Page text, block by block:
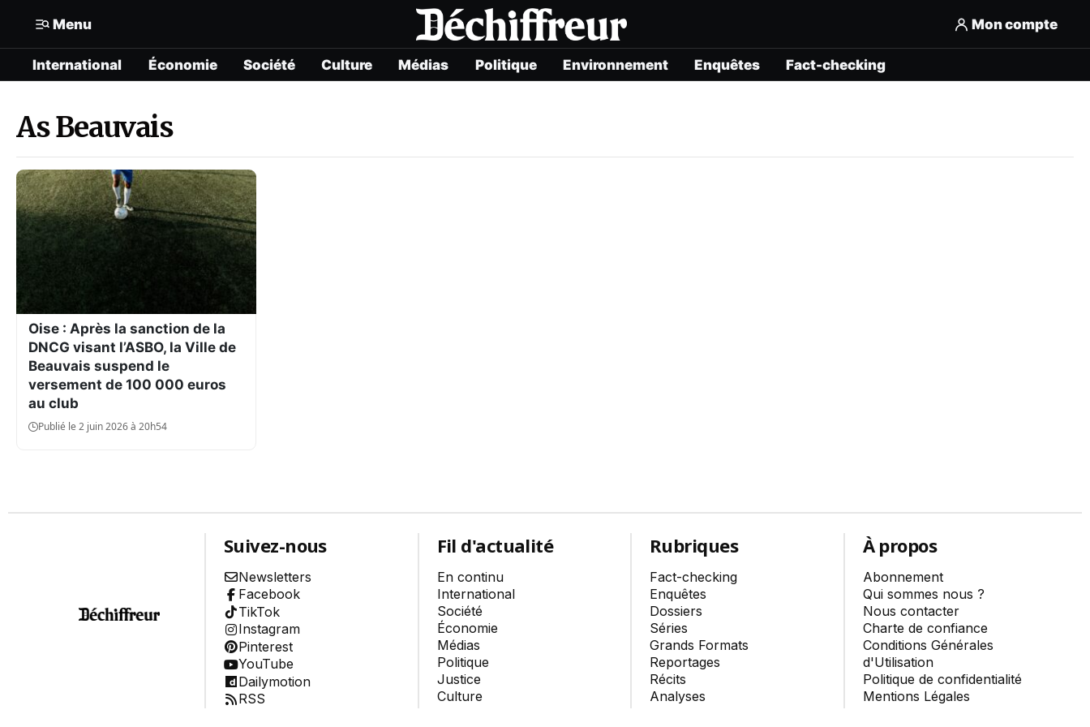
Menu Mon compte
International Économie Société Culture Médias Politique Environnement Enquêtes Fact-checking
Économie
Société
Politique
Culture
Environnement
Abonnement
Mentions Légales
Mon compte
N° Compte :
Gérer mes informations
Mon abonnement
Mes articles enregistrés
Mes newsletters
Offrir un abonnement gratuit
Contacter la rédaction
Aide
As Beauvais
Oise : Après la sanction de la
DNCG visant l’ASBO, la Ville de
Beauvais suspend le
versement de 100 000 euros
au club
Publié le 2 juin 2026 à 20h54
Suivez-nous
Newsletters
Facebook
TikTok
Instagram
Pinterest
YouTube
Dailymotion
RSS
Fil d'actualité
En continu
International
Société
Économie
Médias
Politique
Justice
Culture
Rubriques
Fact-checking
Enquêtes
Dossiers
Séries
Grands Formats
Reportages
Récits
Analyses
À propos
Abonnement
Qui sommes nous ?
Nous contacter
Charte de confiance
Conditions Générales
d'Utilisation
Politique de confidentialité
Mentions Légales